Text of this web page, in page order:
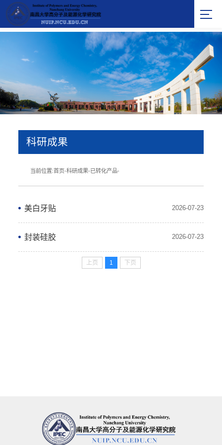
科研成果
当前位置:首页-科研成果-已转化产品-
美白牙贴 2026-07-23
封装硅胶 2026-07-23
上页 1 下页